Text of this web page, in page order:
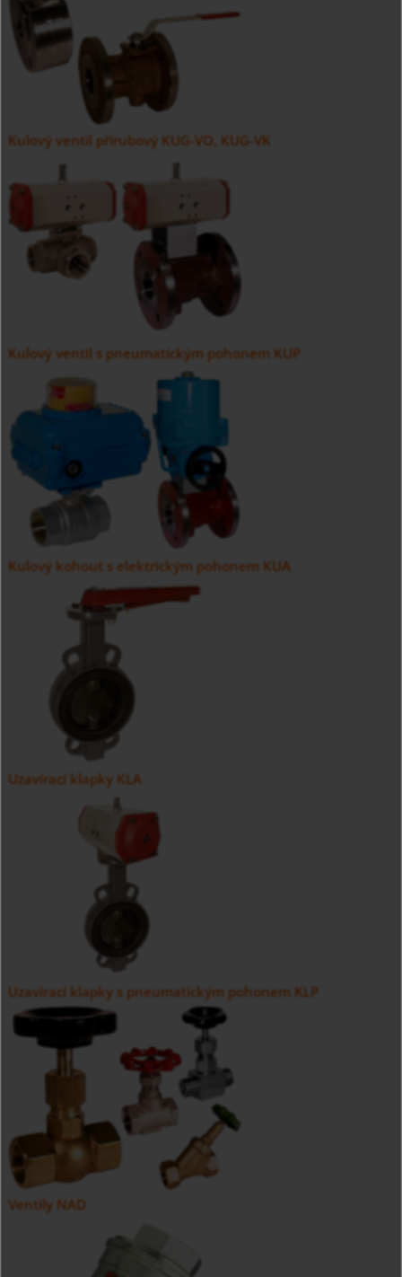
Kulový ventil přírubový KUG-VO, KUG-VK
Kulový ventil s pneumatickým pohonem KUP
Kulový kohout s elektrickým pohonem KUA
Uzavírací klapky KLA
Uzavírací klapky s pneumatickým pohonem KLP
Ventily NAD